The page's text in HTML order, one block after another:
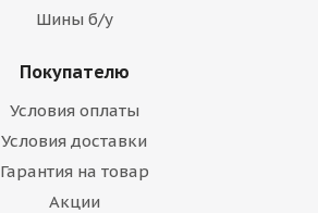
Шины б/у
Покупателю
Условия оплаты
Условия доставки
Гарантия на товар
Акции